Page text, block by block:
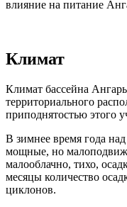
влияние на питание
Климат
Климат бассейна
территориального
приподнятостью этого
В зимнее время года
мощные, но
малооблачно, тихо,
месяцы количество
циклонов.